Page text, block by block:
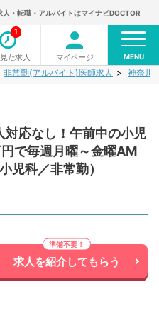
人・転職・アルバイトはマイナビDOCTOR
た求人
1
マイページ MENU
非常勤(アルバイト)医師求人 神奈川
対応なし！午前中の小児
で毎週月曜～金曜AM
児科／非常勤）
求人を紹介してもらう